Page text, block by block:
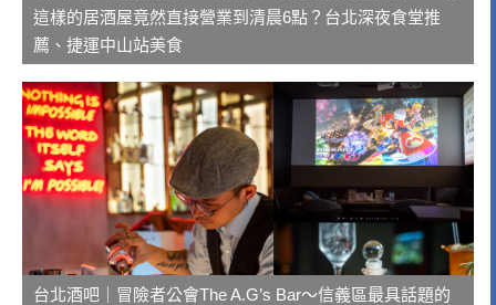
這樣的居酒屋竟然直接營業到清晨6點？台北深夜食堂推
薦、捷運中山站美食
台北酒吧｜冒險者公會The A.G’s Bar～信義區最具話題的